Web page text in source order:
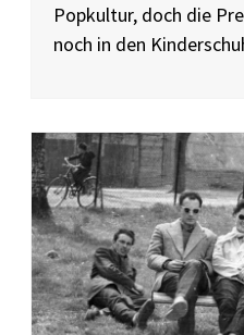
Popkultur, doch die
noch in den